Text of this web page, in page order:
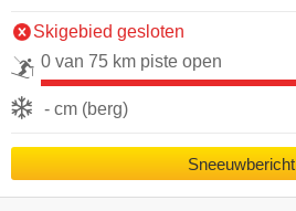
Skigebied gesloten
0 van 75 km piste open
- cm (berg)
Sneeuwbericht